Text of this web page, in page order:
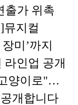
출가 위촉
뮤지컬
미’까지
라인업 공개
양이로"…
개합니다